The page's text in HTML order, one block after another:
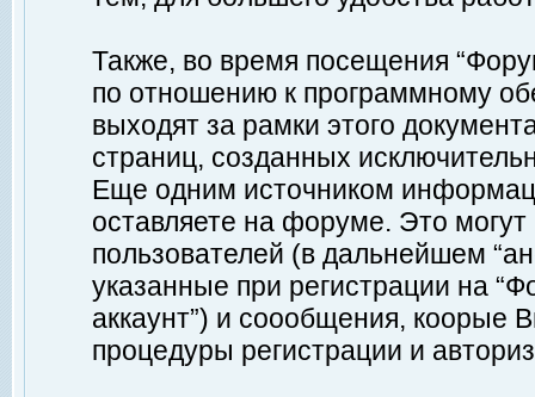
Также, во время посещения
по отношению к программному
выходят за рамки этого
страниц, созданных
Еще одним источником
оставляете на форуме. Это
пользователей (в дальнейшем
указанные при регистрации на
аккаунт”) и соообщения, коорые
процедуры регистрации и